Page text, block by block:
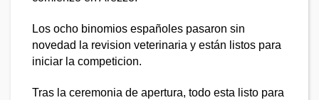
Los ocho binomios españoles pasaron sin
novedad la revision veterinaria y están listos para
iniciar la competicion.
Tras la ceremonia de apertura, todo esta listo para